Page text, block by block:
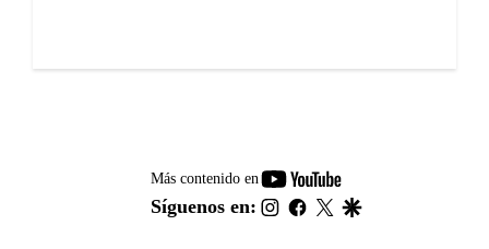
Más contenido en
youtube-
footer
Síguenos en: instagram
facebook
twitter